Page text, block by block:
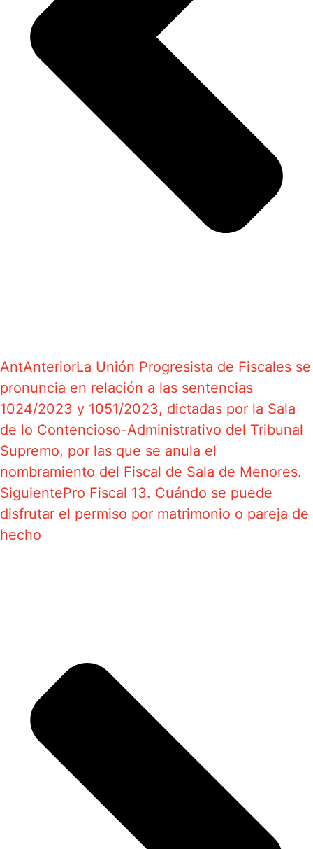
AntAnteriorLa Unión Progresista de Fiscales se
pronuncia en relación a las sentencias
1024/2023 y 1051/2023, dictadas por la Sala
de lo Contencioso-Administrativo del Tribunal
Supremo, por las que se anula el
nombramiento del Fiscal de Sala de Menores.
SiguientePro Fiscal 13. Cuándo se puede
disfrutar el permiso por matrimonio o pareja de
hecho